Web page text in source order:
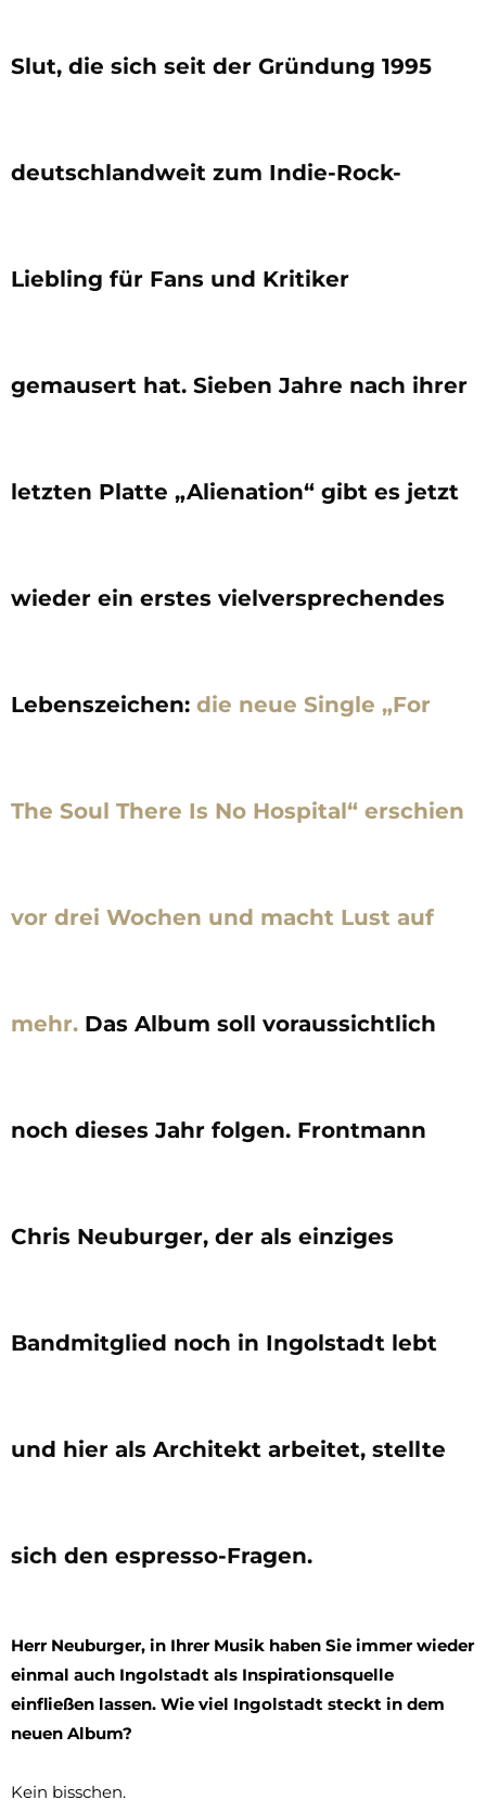
Slut, die sich seit der Gründung 1995
deutschlandweit zum Indie-Rock-
Liebling für Fans und Kritiker
gemausert hat. Sieben Jahre nach ihrer
letzten Platte „Alienation“ gibt es jetzt
wieder ein erstes vielversprechendes
Lebenszeichen: die neue Single „For
The Soul There Is No Hospital“ erschien
vor drei Wochen und macht Lust auf
mehr. Das Album soll voraussichtlich
noch dieses Jahr folgen. Frontmann
Chris Neuburger, der als einziges
Bandmitglied noch in Ingolstadt lebt
und hier als Architekt arbeitet, stellte
sich den espresso-Fragen.
Herr Neuburger, in Ihrer Musik haben Sie immer wieder
einmal auch Ingolstadt als Inspirationsquelle
einfließen lassen. Wie viel Ingolstadt steckt in dem
neuen Album?
Kein bisschen.